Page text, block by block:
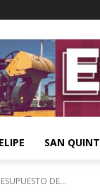
SAN
DE...